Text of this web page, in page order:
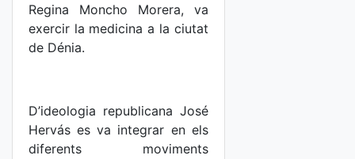
Regina Moncho Morera, va
exercir la medicina a la ciutat
de Dénia.
D’ideologia republicana José
Hervás es va integrar en els
diferents moviments